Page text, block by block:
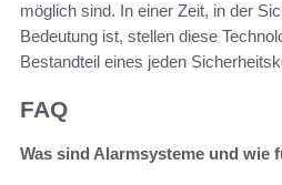
möglich sind. In einer Zeit, in der
Bedeutung ist, stellen diese
Bestandteil eines jeden
FAQ
Was sind Alarmsysteme und wie